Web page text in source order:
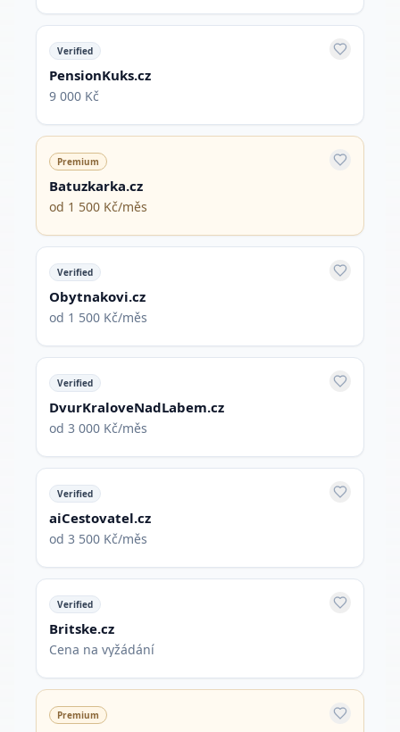
Verified
PensionKuks.cz
9 000 Kč
Premium
Batuzkarka.cz
od 1 500 Kč/měs
Verified
Obytnakovi.cz
od 1 500 Kč/měs
Verified
DvurKraloveNadLabem.cz
od 3 000 Kč/měs
Verified
aiCestovatel.cz
od 3 500 Kč/měs
Verified
Britske.cz
Cena na vyžádání
Premium